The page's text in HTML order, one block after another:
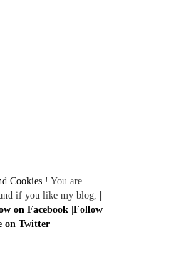
Cookies ! You are
if you like my blog, |
on Facebook |Follow
on Twitter